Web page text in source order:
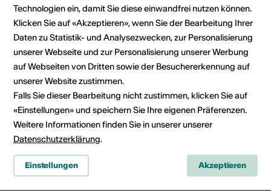
Museumplatz, 3970 Salgesch
Route planen
Technologien ein, damit Sie diese einwandfrei nutzen können.
Klicken Sie auf «Akzeptieren», wenn Sie der Bearbeitung Ihrer
Daten zu Statistik- und Analysezwecken, zur Personalisierung
unserer Webseite und zur Personalisierung unserer Werbung
auf Webseiten von Dritten sowie der Besuchererkennung auf
unserer Website zustimmen.
Falls Sie dieser Bearbeitung nicht zustimmen, klicken Sie auf
«Einstellungen» und speichern Sie Ihre eigenen Präferenzen.
Weitere Informationen finden Sie in unserer unserer
Datenschutzerklärung.
Einstellungen Akzeptieren